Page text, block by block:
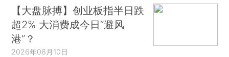
【大盘脉搏】创业板指半日跌
超2% 大消费成今日“避风
港”？
2026年08月10日